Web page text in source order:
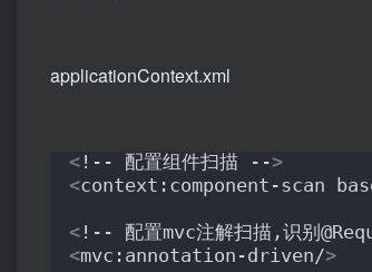
applicationContext.xml
< !-- 配置组件扫描 -->
<context:component-scan
< !-- 配置mvc注解扫描,识别
<mvc:annotation-driven/>